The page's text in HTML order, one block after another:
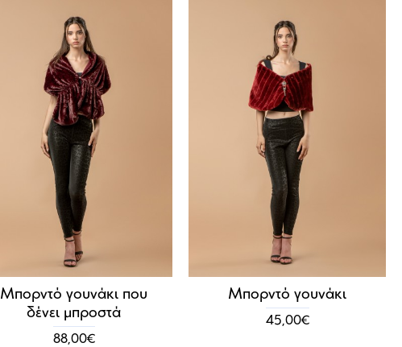
Μπορντό γουνάκι που
δένει μπροστά
88,00€
Μπορντό γουνάκι
45,00€